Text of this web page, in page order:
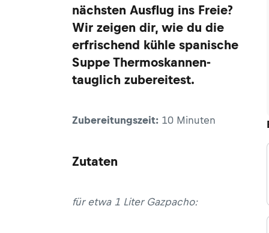
nächsten Ausflug ins Freie?
Wir zeigen dir, wie du die
erfrischend kühle spanische
Suppe Thermoskannen-
tauglich zubereitest.
Zubereitungszeit: 10 Minuten
Zutaten
für etwa 1 Liter Gazpacho: